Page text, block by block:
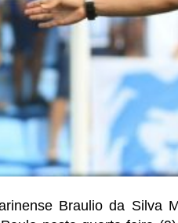
Braulio da Silva